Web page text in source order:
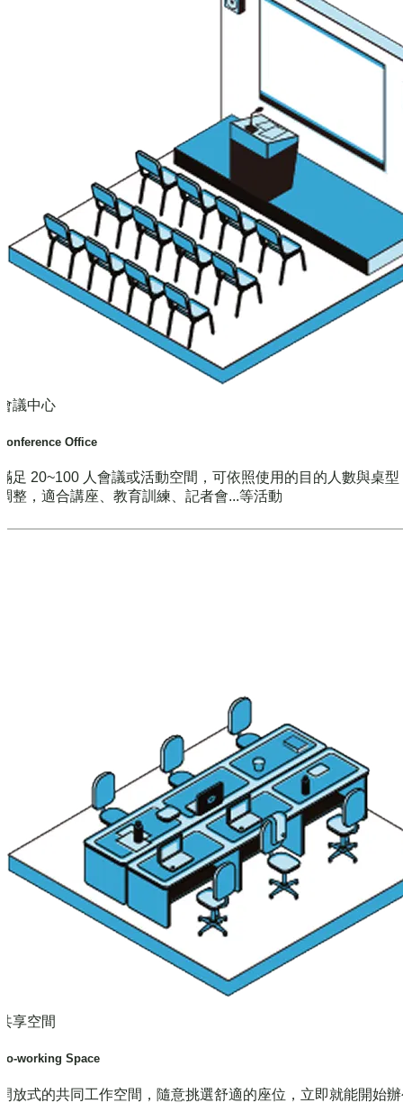
議中心
Office
足 20~100 人會議或活動空間，可依照使用的目的人數與桌型
整，適合講座、教育訓練、記者會...等活動
享空間
working Space
放式的共同工作空間，隨意挑選舒適的座位，立即就能開始